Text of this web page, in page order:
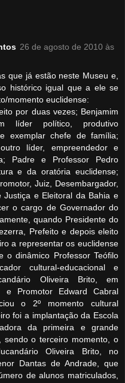
26 de agosto de 2010 às
que já estão neste Museu e,
histórico igual que a ele se
momento euclidense:
por duas vezes; Benjamim
líder político, produtivo
exemplar chefe de família;
líder, empreendedor e
Padre e Professor Pedro
e da oratória euclidense;
Juiz, Desembargador,
Justiça e Eleitoral da Bahia e
o cargo de Governador do
quando Presidente do
Prefeito e depois eleito
a representar os euclidense
o dinâmico Professor Teófilo
cultural-educacional e
Oliveira Brito, em
e Promotor Edward Cabral
o 2º momento cultural
foi a implantação da Escola
da primeira e grande
sendo o terceiro momento, o
Oliveira Brito, no
Dantas de Andrade, que
de alunos matriculados,